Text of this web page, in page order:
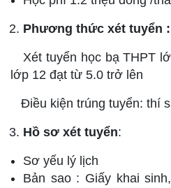
Phương thức xét tuyển :
Xét tuyển học bạ THPT
lớp 12 đạt từ 5.0 trở lên
Điều kiện trúng tuyển: thí
Hồ sơ xét tuyển:
Sơ yếu lý lịch
Bản sao : Giấy khai